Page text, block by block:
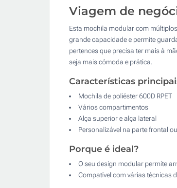
Viagem de
Esta mochila modular com
grande capacidade e permite
pertences que precisa ter mais à
seja mais cómoda e prática.
Características
Mochila de poliéster 600D RPET
Vários compartimentos
Alça superior e alça lateral
Personalizável na parte frontal
Porque é ideal?
O seu design modular permite
Compatível com várias técnicas